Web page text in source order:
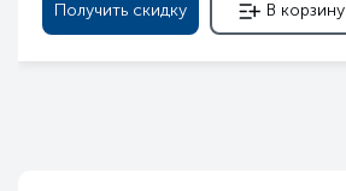
Получить скидку В корзину